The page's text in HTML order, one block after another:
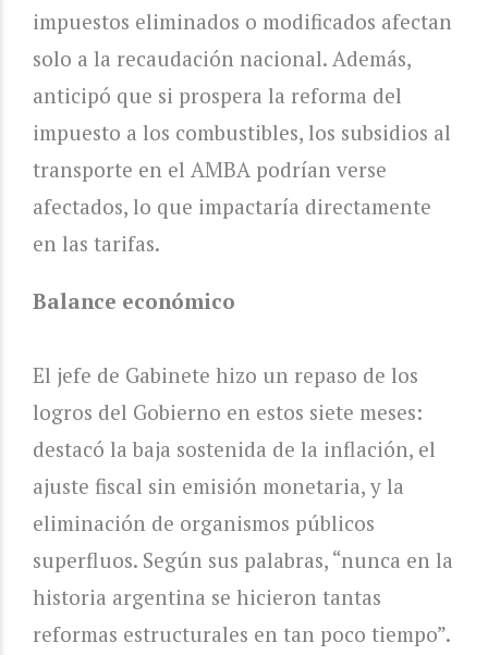
impuestos eliminados o modificados afectan
solo a la recaudación nacional. Además,
anticipó que si prospera la reforma del
impuesto a los combustibles, los subsidios al
transporte en el AMBA podrían verse
afectados, lo que impactaría directamente
en las tarifas.
Balance económico
El jefe de Gabinete hizo un repaso de los
logros del Gobierno en estos siete meses:
destacó la baja sostenida de la inflación, el
ajuste fiscal sin emisión monetaria, y la
eliminación de organismos públicos
superfluos. Según sus palabras, “nunca en la
historia argentina se hicieron tantas
reformas estructurales en tan poco tiempo”.